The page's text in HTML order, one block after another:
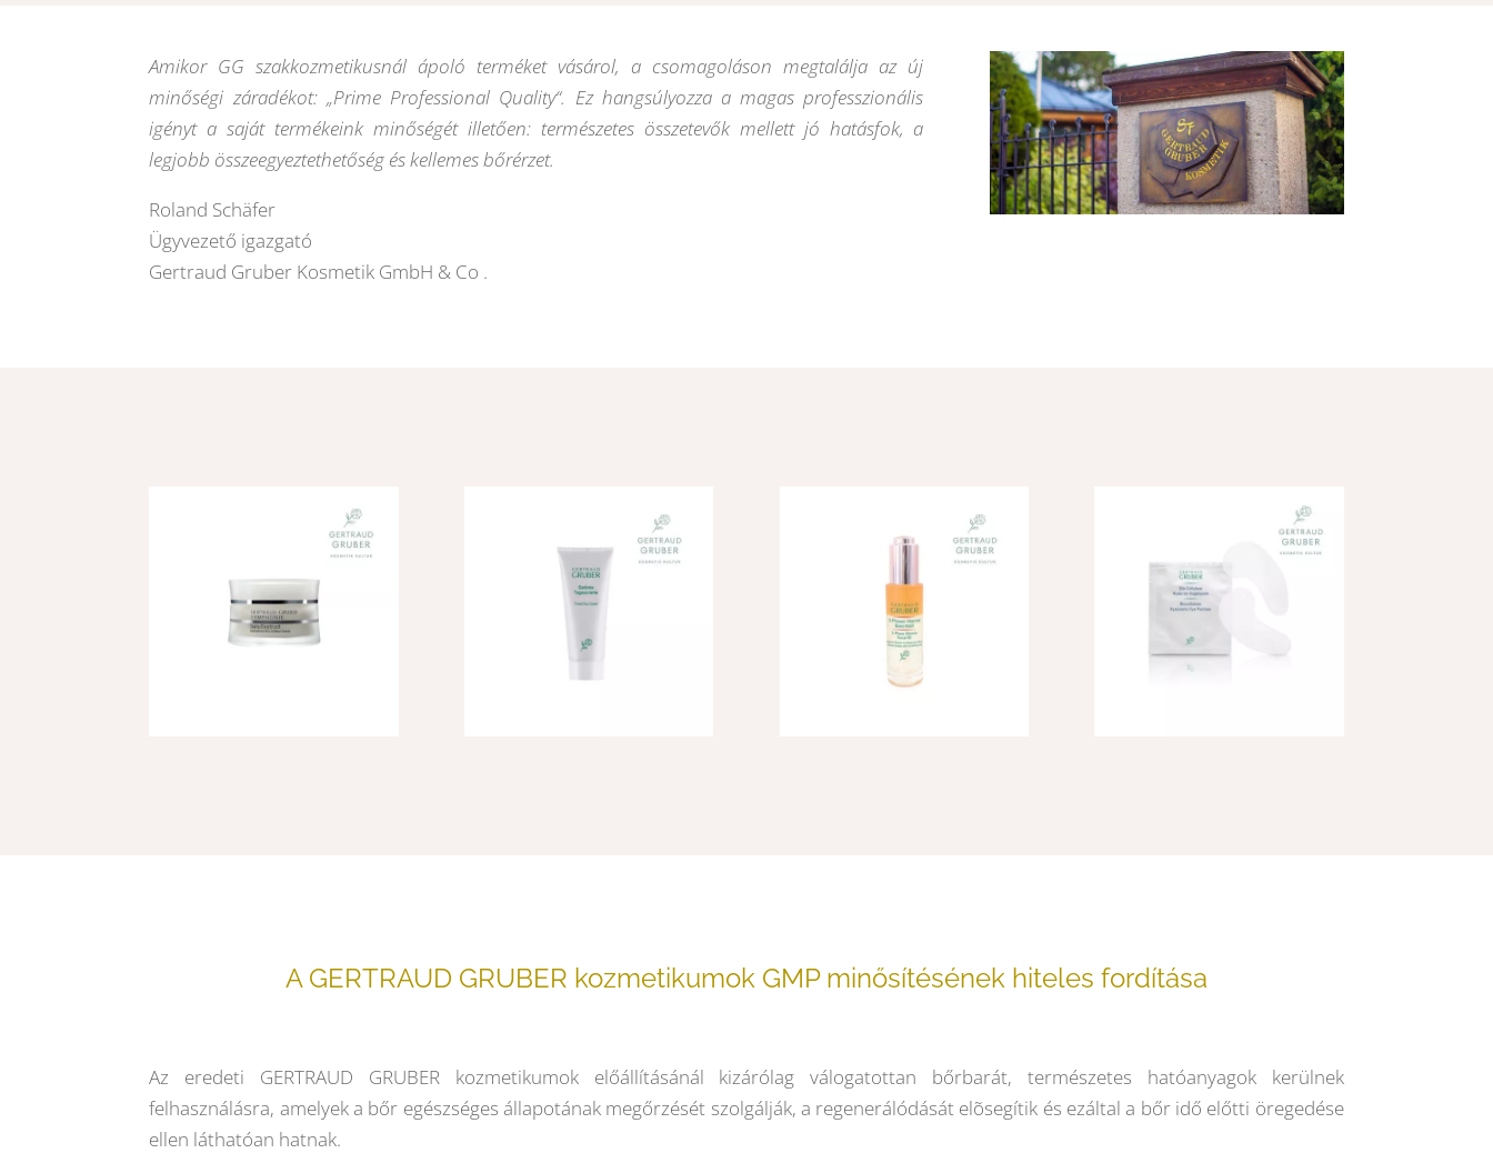
Amikor GG szakkozmetikusnál ápoló terméket vásárol, a csomagoláson megtalálja az új
minőségi záradékot: „Prime Professional Quality“. Ez hangsúlyozza a magas professzionális
igényt a saját termékeink minőségét illetően: természetes összetevők mellett jó hatásfok, a
legjobb összeegyeztethetőség és kellemes bőrérzet.
Roland Schäfer
Ügyvezető igazgató
Gertraud Gruber Kosmetik GmbH & Co .
A GERTRAUD GRUBER kozmetikumok GMP minősítésének hiteles fordítása
Az eredeti GERTRAUD GRUBER kozmetikumok előállításánál kizárólag válogatottan bőrbarát, természetes hatóanyagok kerülnek
felhasználásra, amelyek a bőr egészséges állapotának megőrzését szolgálják, a regenerálódását elõsegítik és ezáltal a bőr idő előtti öregedése
ellen láthatóan hatnak.